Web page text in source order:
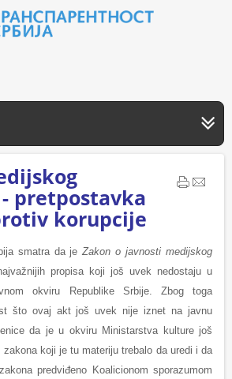
pretpostavka
korupcije
smatra da jeZakon o javnosti medijskog
propisa koji još uvek nedostaju u
okviru Republike Srbije. Zbog toga
što ovaj akt još uvek nije iznet na javnu
da je u okviru Ministarstva kulture još
koji je tu materiju trebalo da uredi i da
predviđeno Koalicionom sporazumom